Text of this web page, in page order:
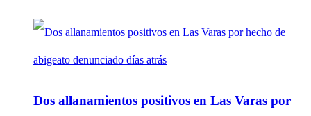
Dos allanamientos positivos en Las Varas por